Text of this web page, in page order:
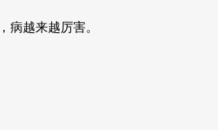
病越来越厉害。